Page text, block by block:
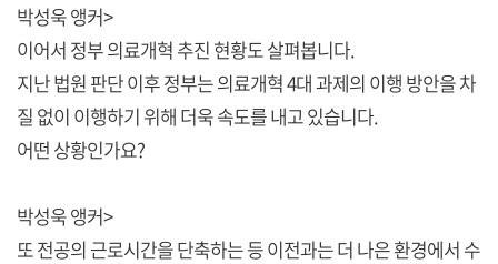
박성욱 앵커>
이어서 정부 의료개혁 추진 현황도 살펴봅니다.
지난 법원 판단 이후 정부는 의료개혁 4대 과제의 이행 방안을 차
질 없이 이행하기 위해 더욱 속도를 내고 있습니다.
어떤 상황인가요?
박성욱 앵커>
또 전공의 근로시간을 단축하는 등 이전과는 더 나은 환경에서 수